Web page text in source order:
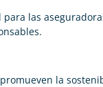
las
la